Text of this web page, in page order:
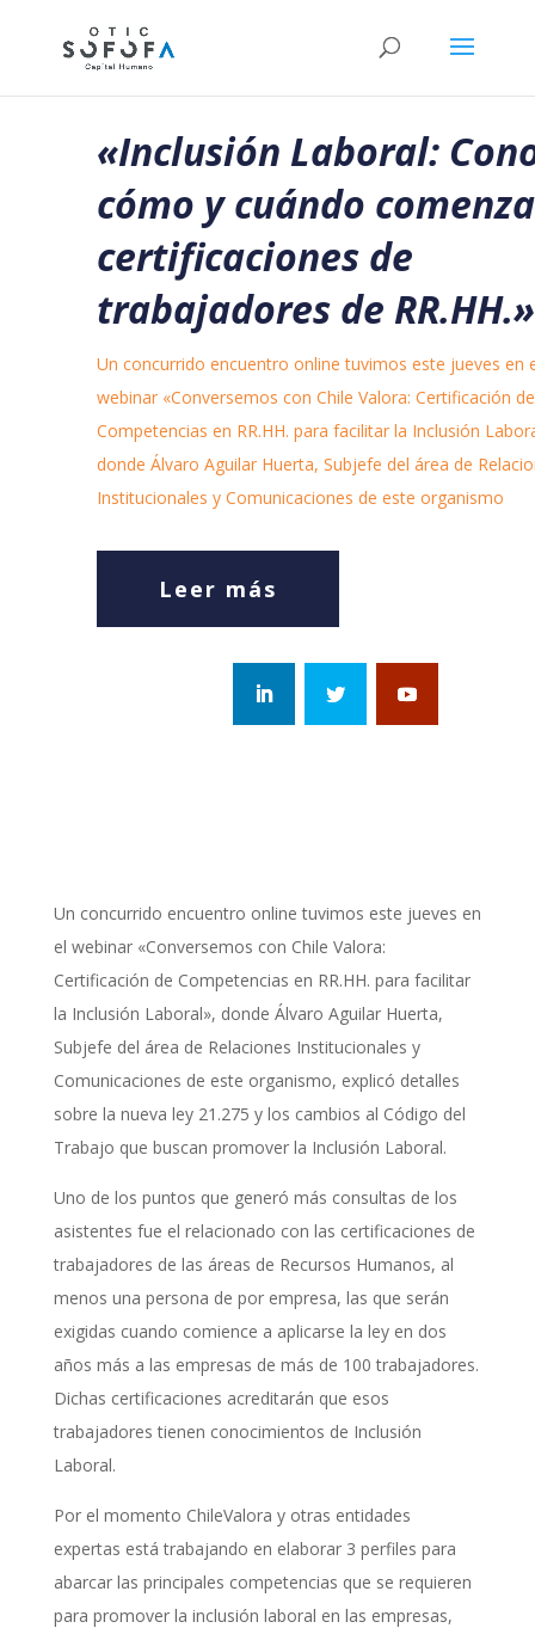
«Inclusión Laboral:
cómo y cuándo
certificaciones de
trabajadores de RR.HH.»
Un concurrido encuentro online tuvimos este jueves en
webinar «Conversemos con Chile Valora: Certificación de
Competencias en RR.HH. para facilitar la Inclusión
donde Álvaro Aguilar Huerta, Subjefe del área de
Institucionales y Comunicaciones de este organismo
Leer más
Un concurrido encuentro online tuvimos este jueves en
el webinar «Conversemos con Chile Valora:
Certificación de Competencias en RR.HH. para facilitar
la Inclusión Laboral», donde Álvaro Aguilar Huerta,
Subjefe del área de Relaciones Institucionales y
Comunicaciones de este organismo, explicó detalles
sobre la nueva ley 21.275 y los cambios al Código del
Trabajo que buscan promover la Inclusión Laboral.
Uno de los puntos que generó más consultas de los
asistentes fue el relacionado con las certificaciones de
trabajadores de las áreas de Recursos Humanos, al
menos una persona de por empresa, las que serán
exigidas cuando comience a aplicarse la ley en dos
años más a las empresas de más de 100 trabajadores.
Dichas certificaciones acreditarán que esos
trabajadores tienen conocimientos de Inclusión
Laboral.
Por el momento ChileValora y otras entidades
expertas está trabajando en elaborar 3 perfiles para
abarcar las principales competencias que se requieren
para promover la inclusión laboral en las empresas,